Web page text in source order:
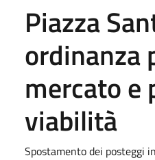
Piazza
ordinanza
mercato e
viabilità
Spostamento dei posteggi